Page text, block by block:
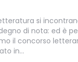
si
di nota: ed è
il concorso
in…